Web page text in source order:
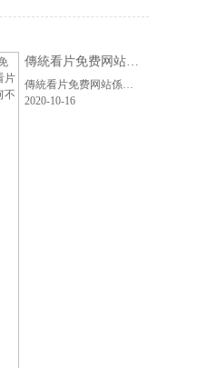
傳統看片免费网站和雲看片免费网站有何不一樣?
傳統看片免费网站係統與雲視頻的區別，就好比是傳統的座機電話與智能手機的區別;前者在移動性、便捷性、場景多樣性方麵都遠遠不如後者。
2020-10-16